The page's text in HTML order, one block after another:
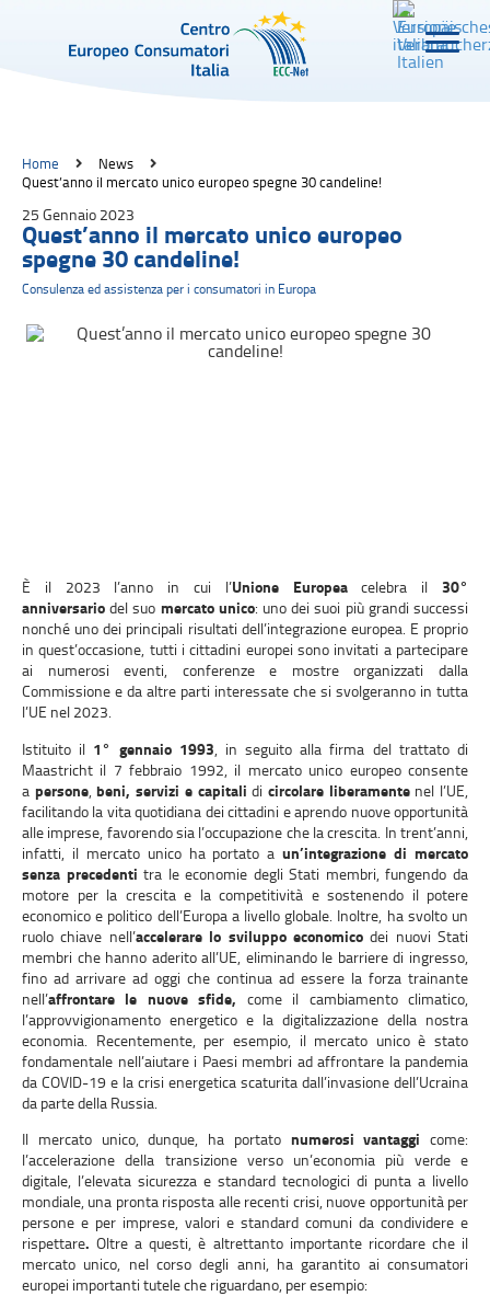
Home
News
Quest’anno il mercato unico europeo spegne 30 candeline!
25 Gennaio 2023
Quest’anno il mercato unico europeo
spegne 30 candeline!
Consulenza ed assistenza per i consumatori in Europa
È il 2023 l’anno in cui l’Unione Europeacelebra il30°
anniversariodel suo mercato unico: uno dei suoi più grandi successi
nonché uno dei principali risultati dell’integrazione europea. E proprio
in quest’occasione, tutti i cittadini europei sono invitati a partecipare
ai numerosi eventi, conferenze e mostre organizzati dalla
Commissione e da altre parti interessate che si svolgeranno in tutta
l’UE nel 2023.
Istituito il 1° gennaio 1993 , in seguito alla firma del trattato di
Maastricht il 7 febbraio 1992, il mercato unico europeo consente
a persone,beni, servizi e capitali di circolare liberamentenel l’UE,
facilitando la vita quotidiana dei cittadini e aprendo nuove opportunità
alle imprese, favorendo sia l’occupazione che la crescita. In trent’anni,
infatti, il mercato unico ha portato aun’integrazione di mercato
senza precedenti tra le economie degli Stati membri, fungendo da
motore per la crescita e la competitività e sostenendo il potere
economico e politico dell’Europa a livello globale. Inoltre, ha svolto un
ruolo chiave nell’accelerare lo sviluppo economicodei nuovi Stati
membri che hanno aderito all’UE, eliminando le barriere di ingresso,
fino ad arrivare ad oggi che continua ad essere la forza trainante
nell’affrontare le nuove sfide, come il cambiamento climatico,
l’approvvigionamento energetico e la digitalizzazione della nostra
economia. Recentemente, per esempio, il mercato unico è stato
fondamentale nell’aiutare i Paesi membri ad affrontare la pandemia
da COVID-19 e la crisi energetica scaturita dall’invasione dell’Ucraina
da parte della Russia.
Il mercato unico, dunque, ha portato numerosi vantaggi come:
l’accelerazione della transizione verso un’economia più verde e
digitale, l’elevata sicurezza e standard tecnologici di punta a livello
mondiale, una pronta risposta alle recenti crisi, nuove opportunità per
persone e per imprese, valori e standard comuni da condividere e
rispettare.Oltre a questi, è altrettanto importante ricordare che il
mercato unico, nel corso degli anni, ha garantito ai consumatori
europei importanti tutele che riguardano, per esempio: